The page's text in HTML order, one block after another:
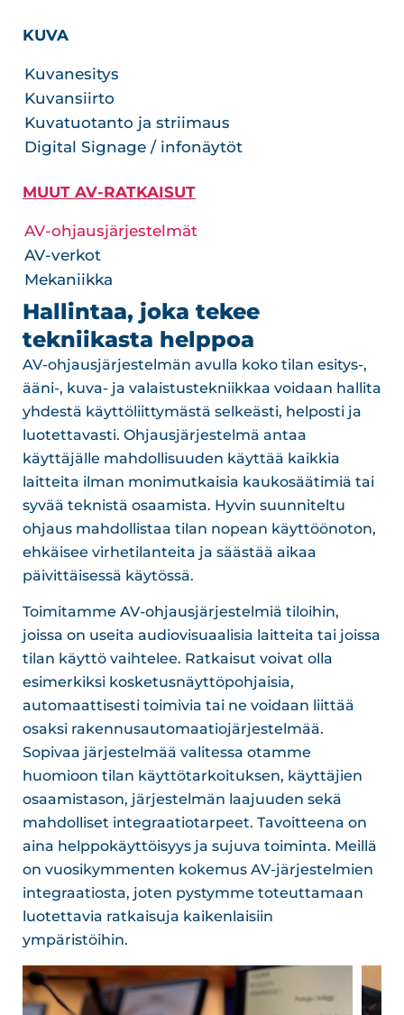
KUVA
Kuvanesitys
Kuvansiirto
Kuvatuotanto ja striimaus
Digital Signage / infonäytöt
MUUT AV-RATKAISUT
AV-ohjausjärjestelmät
AV-verkot
Mekaniikka
Hallintaa, joka tekee
tekniikasta helppoa
AV-ohjausjärjestelmän avulla koko tilan esitys-,
ääni-, kuva- ja valaistustekniikkaa voidaan hallita
yhdestä käyttöliittymästä selkeästi, helposti ja
luotettavasti. Ohjausjärjestelmä antaa
käyttäjälle mahdollisuuden käyttää kaikkia
laitteita ilman monimutkaisia kaukosäätimiä tai
syvää teknistä osaamista. Hyvin suunniteltu
ohjaus mahdollistaa tilan nopean käyttöönoton,
ehkäisee virhetilanteita ja säästää aikaa
päivittäisessä käytössä.
Toimitamme AV-ohjausjärjestelmiä tiloihin,
joissa on useita audiovisuaalisia laitteita tai joissa
tilan käyttö vaihtelee. Ratkaisut voivat olla
esimerkiksi kosketusnäyttöpohjaisia,
automaattisesti toimivia tai ne voidaan liittää
osaksi rakennusautomaatiojärjestelmää.
Sopivaa järjestelmää valitessa otamme
huomioon tilan käyttötarkoituksen, käyttäjien
osaamistason, järjestelmän laajuuden sekä
mahdolliset integraatiotarpeet. Tavoitteena on
aina helppokäyttöisyys ja sujuva toiminta. Meillä
on vuosikymmenten kokemus AV-järjestelmien
integraatiosta, joten pystymme toteuttamaan
luotettavia ratkaisuja kaikenlaisiin
ympäristöihin.